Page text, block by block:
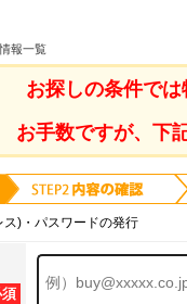
報一覧
お探しの条件では
お手数ですが、下
ス)・パスワードの発行
須